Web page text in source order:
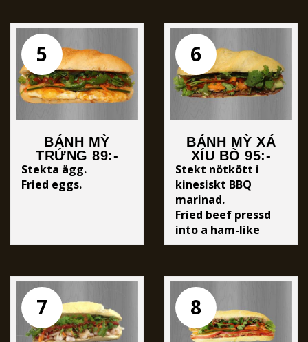
5
BÁNH MỲ
TRỨNG 89:-
Stekta ägg.
Fried eggs.
6
BÁNH MỲ XÁ
XÍU BÒ 95:-
Stekt nötkött i
kinesiskt BBQ
marinad.
Fried beef pressd
into a ham-like
form.
7 8